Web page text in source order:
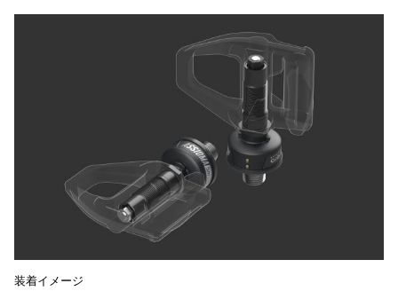
装着イメージ